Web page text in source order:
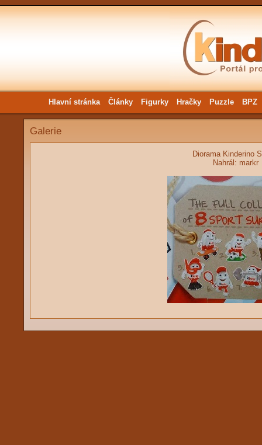
Hlavní stránka Články Figurky Hračky Puzzle BPZ
Galerie
Diorama Kinderino
Nahrál: markr